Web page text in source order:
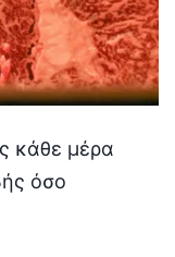
κάθε μέρα
όσο